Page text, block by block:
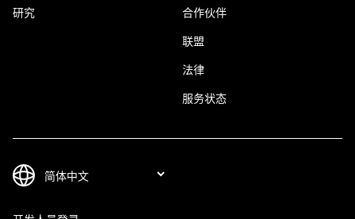
研究 合作伙伴
联盟
法律
服务状态